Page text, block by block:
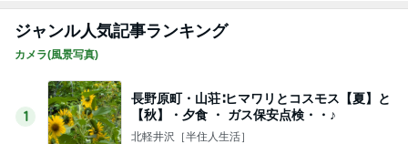
ジャンル人気記事ランキング
カメラ(風景写真)
1
長野原町・山荘∶ヒマワリとコスモス【夏】と
【秋】・夕食 ・ ガス保安点検・・♪
北軽井沢［半住人生活］